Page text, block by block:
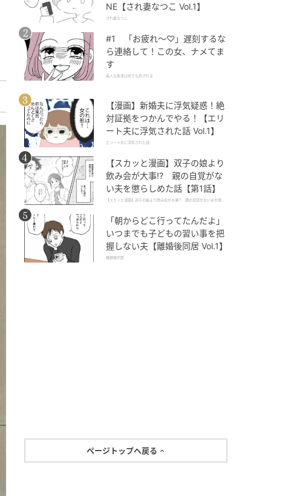
NE【され妻なつこ Vol.1】
され妻なつこ
#1 「お疲れ〜♡」遅刻するな
ら連絡して！この女、ナメてま
す
美人な友達は何でも許される
【漫画】新婚夫に浮気疑惑！絶
対証拠をつかんでやる！【エリ
ート夫に浮気された話 Vol.1】
エリート夫に浮気された話
【スカッと漫画】双子の娘より
飲み会が大事!? 親の自覚がな
い夫を懲らしめた話【第1話】
【スカッと漫画】双子の娘より飲み会が大事!? 親の自覚がない夫を懲ら
「朝からどこ行ってたんだよ」
いつまでも子どもの習い事を把
握しない夫【離婚後同居 Vol.1】
離婚後同居
ページトップへ戻る